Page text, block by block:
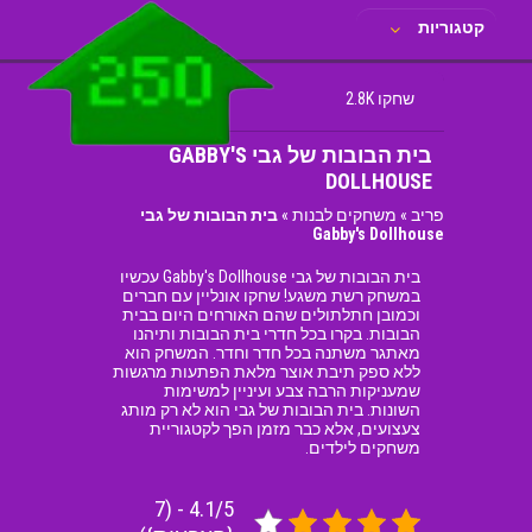
קטגוריות
שחקו 2.8K
בית הבובות של גבי GABBY'S
DOLLHOUSE
פריב » משחקים לבנות »בית הבובות של גבי
Gabby's Dollhouse
בית הבובות של גבי Gabby's Dollhouse עכשיו
במשחק רשת משגע! שחקו אונליין עם חברים
וכמובן חתלתולים שהם האורחים היום בבית
הבובות. בקרו בכל חדרי בית הבובות ותיהנו
מאתגר משתנה בכל חדר וחדר. המשחק הוא
ללא ספק תיבת אוצר מלאת הפתעות מרגשות
שמעניקות הרבה צבע ועיניין למשימות
השונות. בית הבובות של גבי הוא לא רק מותג
צעצועים, אלא כבר מזמן הפך לקטגוריית
משחקים לילדים.
4.1/5 - (7